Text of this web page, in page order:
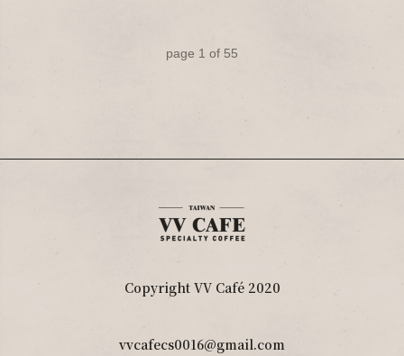
page 1 of 55
Copyright VV Café 2020
vvcafecs0016@gmail.com